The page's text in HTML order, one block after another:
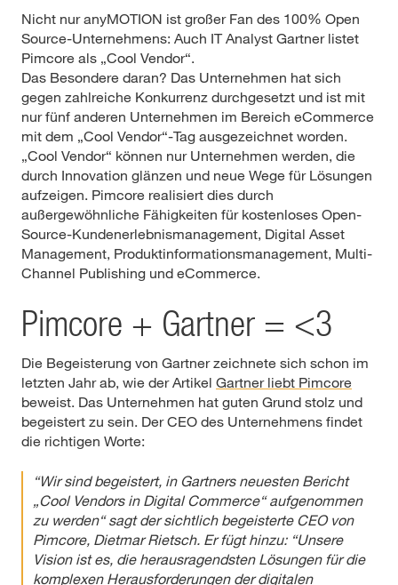
Nicht nur anyMOTION ist großer Fan des 100% Open
Source-Unternehmens: Auch IT Analyst Gartner listet
Pimcore als „Cool Vendor“.
Das Besondere daran? Das Unternehmen hat sich
gegen zahlreiche Konkurrenz durchgesetzt und ist mit
nur fünf anderen Unternehmen im Bereich eCommerce
mit dem „Cool Vendor“-Tag ausgezeichnet worden.
„Cool Vendor“ können nur Unternehmen werden, die
durch Innovation glänzen und neue Wege für Lösungen
aufzeigen. Pimcore realisiert dies durch
außergewöhnliche Fähigkeiten für kostenloses Open-
Source-Kundenerlebnismanagement, Digital Asset
Management, Produktinformationsmanagement, Multi-
Channel Publishing und eCommerce.
Pimcore + Gartner = <3
Die Begeisterung von Gartner zeichnete sich schon im
letzten Jahr ab, wie der Artikel Gartner liebt Pimcore
beweist. Das Unternehmen hat guten Grund stolz und
begeistert zu sein. Der CEO des Unternehmens findet
die richtigen Worte:
“Wir sind begeistert, in Gartners neuesten Bericht
„Cool Vendors in Digital Commerce“ aufgenommen
zu werden“ sagt der sichtlich begeisterte CEO von
Pimcore, Dietmar Rietsch. Er fügt hinzu: “Unsere
Vision ist es, die herausragendsten Lösungen für die
komplexen Herausforderungen der digitalen